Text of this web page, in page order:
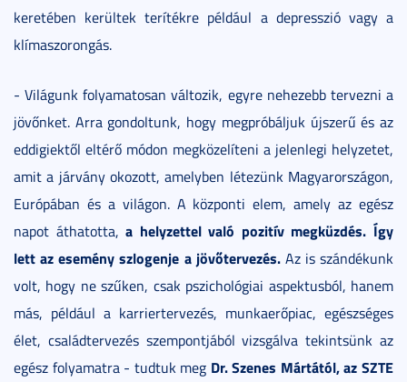
keretében kerültek terítékre például a depresszió vagy a
klímaszorongás.
- Világunk folyamatosan változik, egyre nehezebb tervezni a
jövőnket. Arra gondoltunk, hogy megpróbáljuk újszerű és az
eddigiektől eltérő módon megközelíteni a jelenlegi helyzetet,
amit a járvány okozott, amelyben létezünk Magyarországon,
Európában és a világon. A központi elem, amely az egész
napot áthatotta,a helyzettel való pozitív megküzdés. Így
lett az esemény szlogenje a jövőtervezés.Az is szándékunk
volt, hogy ne szűken, csak pszichológiai aspektusból, hanem
más, például a karriertervezés, munkaerőpiac, egészséges
élet, családtervezés szempontjából vizsgálva tekintsünk az
egész folyamatra - tudtuk meg Dr. Szenes Mártától, az SZTE